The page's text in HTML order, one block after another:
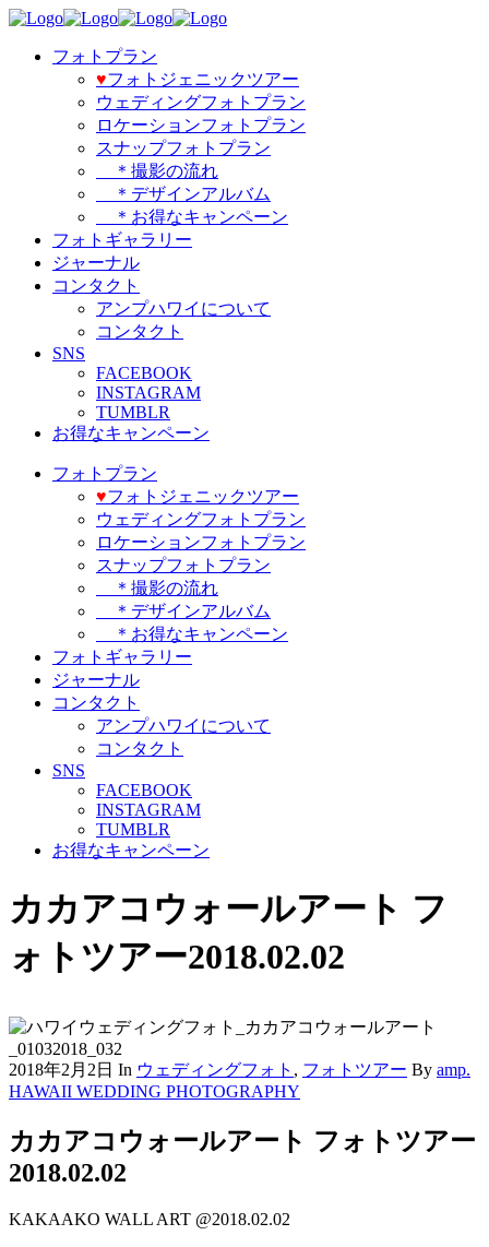
フォトプラン
♥️フォトジェニックツアー
ウェディングフォトプラン
ロケーションフォトプラン
スナップフォトプラン
＊撮影の流れ
＊デザインアルバム
＊お得なキャンペーン
フォトギャラリー
ジャーナル
コンタクト
アンプハワイについて
コンタクト
SNS
FACEBOOK
INSTAGRAM
TUMBLR
お得なキャンペーン
フォトプラン
♥️フォトジェニックツアー
ウェディングフォトプラン
ロケーションフォトプラン
スナップフォトプラン
＊撮影の流れ
＊デザインアルバム
＊お得なキャンペーン
フォトギャラリー
ジャーナル
コンタクト
アンプハワイについて
コンタクト
SNS
FACEBOOK
INSTAGRAM
TUMBLR
お得なキャンペーン
カカアコウォールアート フ
ォトツアー2018.02.02
2018年2月2日 In ウェディングフォト , フォトツアー By amp.
HAWAII WEDDING PHOTOGRAPHY
カカアコウォールアート フォトツアー
2018.02.02
KAKAAKO WALL ART @2018.02.02